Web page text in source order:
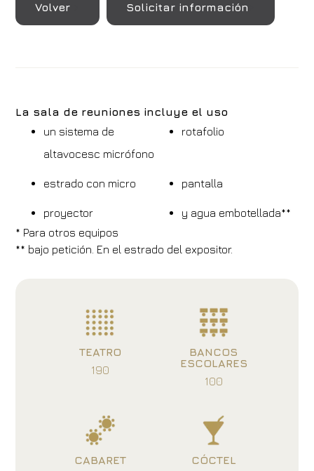
Volver Solicitar información
La sala de reuniones incluye el uso
un sistema de
altavocesc micrófono
rotafolio
estrado con micro pantalla
proyector
y agua embotellada**
* Para otros equipos
** bajo petición. En el estrado del expositor.
TEATRO
190
BANCOS
ESCOLARES
100
CABARET
CÓCTEL